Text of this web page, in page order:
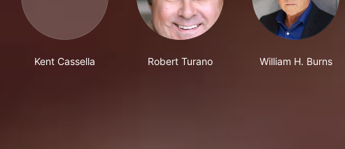
Kent Cassella Robert Turano William H. Burns